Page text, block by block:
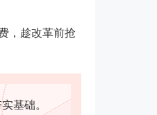
，趁改革前抢
基础。